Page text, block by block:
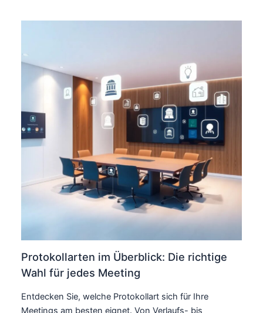
Protokollarten im Überblick: Die richtige
Wahl für jedes Meeting
Entdecken Sie, welche Protokollart sich für Ihre
Meetings am besten eignet. Von Verlaufs- bis